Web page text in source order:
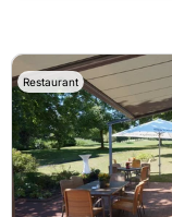
Restaurant